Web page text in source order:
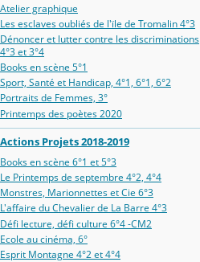
Atelier graphique
Les esclaves oubliés de l'ïle de Tromalin 4°3
Dénoncer et lutter contre les discriminations
4°3 et 3°4
Books en scène 5°1
Sport, Santé et Handicap, 4°1, 6°1, 6°2
Portraits de Femmes, 3°
Printemps des poètes 2020
Actions Projets 2018-2019
Books en scène 6°1 et 5°3
Le Printemps de septembre 4°2, 4°4
Monstres, Marionnettes et Cie 6°3
L'affaire du Chevalier de La Barre 4°3
Défi lecture, défi culture 6°4 -CM2
Ecole au cinéma, 6°
Esprit Montagne 4°2 et 4°4